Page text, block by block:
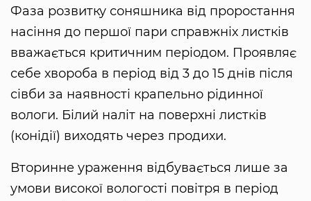
Фаза розвитку соняшника від проростання
насіння до першої пари справжніх листків
вважається критичним періодом. Проявляє
себе хвороба в період від 3 до 15 днів після
сівби за наявності крапельно рідинної
вологи. Білий наліт на поверхні листків
(конідії) виходять через продихи.
Вторинне ураження відбувається лише за
умови високої вологості повітря в період